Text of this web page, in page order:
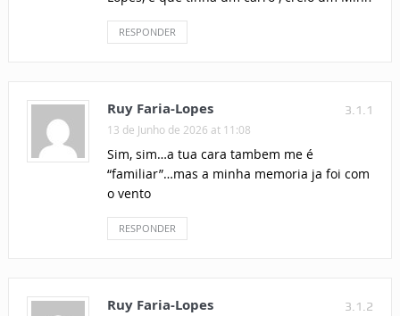
RESPONDER
3.1.1
Ruy Faria-Lopes
13 de Junho de 2026 at 11:08
Sim, sim…a tua cara tambem me é
“familiar”…mas a minha memoria ja foi com
o vento
RESPONDER
3.1.2
Ruy Faria-Lopes